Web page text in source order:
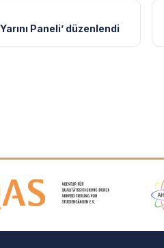
Paneli’ düzenlendi
Logoları